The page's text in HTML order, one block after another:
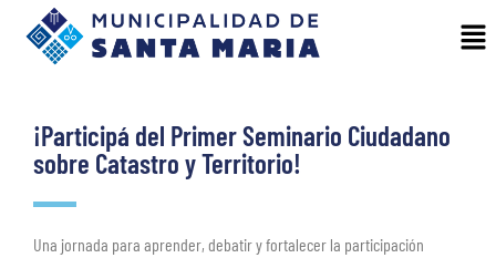
¡Participá del Primer Seminario Ciudadano
sobre Catastro y Territorio!
Una jornada para aprender, debatir y fortalecer la participación